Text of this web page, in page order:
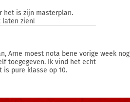
het is zijn masterplan.
laten zien!
Arne moest nota bene vorige week nog
toegegeven. Ik vind het echt
pure klasse op 10.